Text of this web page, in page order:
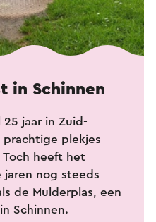
in Schinnen
jaar in Zuid-
prachtige plekjes
heeft het
jaren nog steeds
de Mulderplas, een
Schinnen.